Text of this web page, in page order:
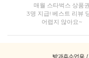
매월 스타벅스 상품권
3명 지급! 베스트 리뷰
어렵지 않아요~